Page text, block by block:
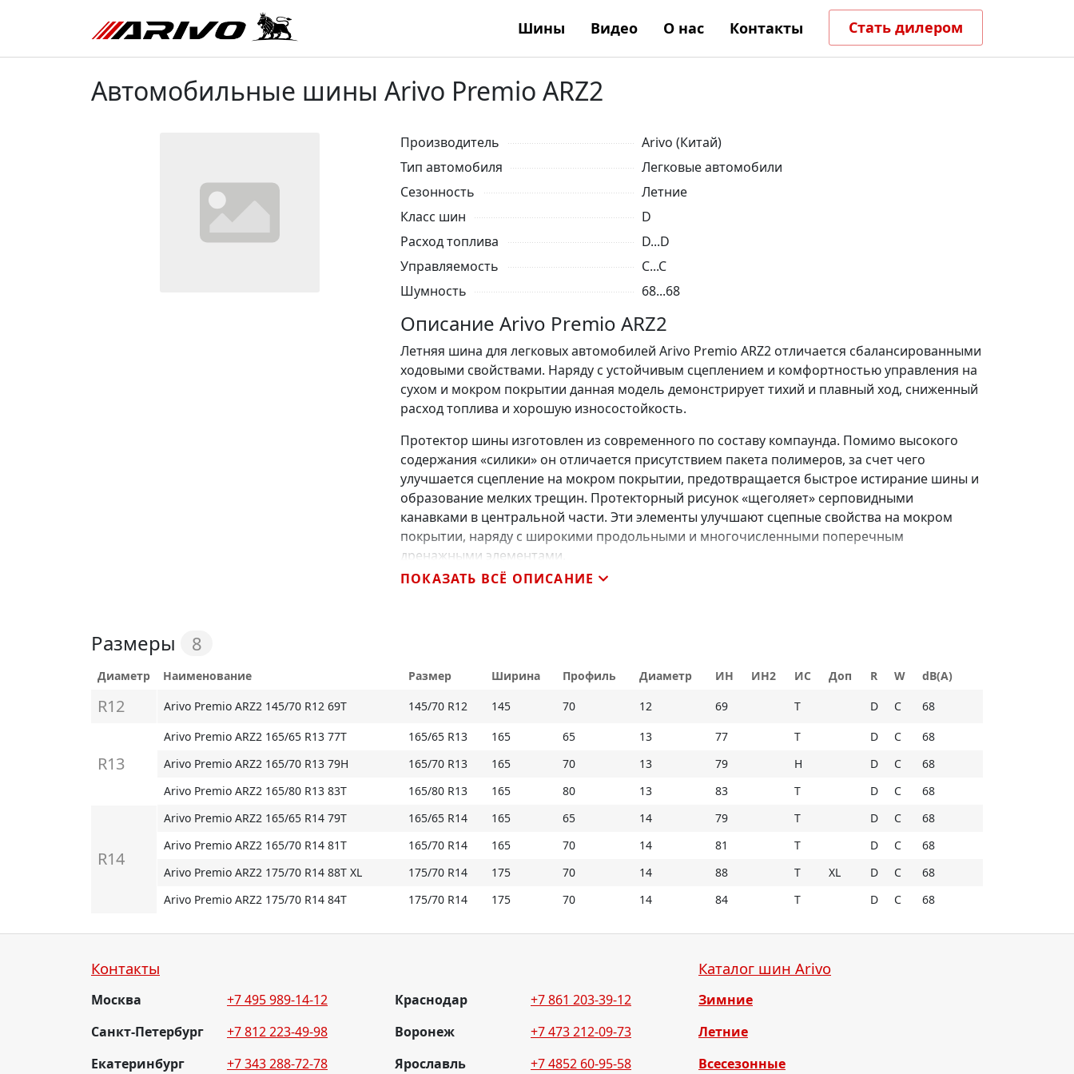
Шины Видео О нас Контакты Стать дилером
Автомобильные шины Arivo Premio ARZ2
Производитель
Arivo (Китай)
Тип автомобиля
Легковые автомобили
Сезонность
Летние
Класс шин
D
Расход топлива
D...D
Управляемость
C...C
Шумность
68...68
Описание Arivo Premio ARZ2
Летняя шина для легковых автомобилей Arivo Premio ARZ2 отличается сбалансированными
ходовыми свойствами. Наряду с устойчивым сцеплением и комфортностью управления на
сухом и мокром покрытии данная модель демонстрирует тихий и плавный ход, сниженный
расход топлива и хорошую износостойкость.
Протектор шины изготовлен из современного по составу компаунда. Помимо высокого
содержания «силики» он отличается присутствием пакета полимеров, за счет чего
улучшается сцепление на мокром покрытии, предотвращается быстрое истирание шины и
образование мелких трещин. Протекторный рисунок «щеголяет» серповидными
канавками в центральной части. Эти элементы улучшают сцепные свойства на мокром
покрытии, наряду с широкими продольными и многочисленными поперечным
дренажными элементами.
- серповидные канавки в центральной части повышают устойчивость к аквапланированию;
устойчивость при маневрировании.
* Внимание: летние шины не российского происхождения могут быть промаркированы
обозначением M+S
Купить Arivo Premio ARZ2 на Мосавтошине
ПОКАЗАТЬ ВСЁ ОПИСАНИЕ
Размеры 8
Диаметр Наименование Размер Ширина Профиль Диаметр ИН ИН2 ИС Доп R W dB(A)
R12 Arivo Premio ARZ2 145/70 R12 69T 145/70 R12 145 70 12 69 T D C 68
R13
Arivo Premio ARZ2 165/65 R13 77T 165/65 R13 165 65 13 77 T D C
68
Arivo Premio ARZ2 165/70 R13 79H
165/70 R13 165 70 13 79 H D C
68
Arivo Premio ARZ2 165/80 R13 83T
165/80 R13 165 80 13 83 T D C 68
R14
Arivo Premio ARZ2 165/65 R14 79T 165/65 R14 165 65 14 79 T D C
68
Arivo Premio ARZ2 165/70 R14 81T
165/70 R14 165 70 14 81 T D C
68
Arivo Premio ARZ2 175/70 R14 88T XL
175/70 R14 175 70 14 88 T XL D C
68
Arivo Premio ARZ2 175/70 R14 84T
175/70 R14 175 70 14 84 T D C 68
Контакты
Москва
+7 495 989-14-12
Санкт-Петербург
+7 812 223-49-98
Екатеринбург
+7 343 288-72-78
Краснодар
+7 861 203-39-12
Воронеж
+7 473 212-09-73
Ярославль
+7 4852 60-95-58
Каталог шин Arivo
Зимние
Летние
Всесезонные